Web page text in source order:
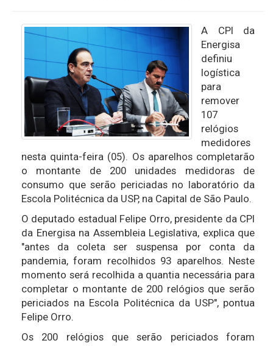
A CPI da
Energisa
definiu
logística
para
remover
107
relógios
medidores
nesta quinta-feira (05). Os aparelhos completarão
o montante de 200 unidades medidoras de
consumo que serão periciadas no laboratório da
Escola Politécnica da USP, na Capital de São Paulo.
O deputado estadual Felipe Orro, presidente da CPI
da Energisa na Assembleia Legislativa, explica que
"antes da coleta ser suspensa por conta da
pandemia, foram recolhidos 93 aparelhos. Neste
momento será recolhida a quantia necessária para
completar o montante de 200 relógios que serão
periciados na Escola Politécnica da USP", pontua
Felipe Orro.
Os 200 relógios que serão periciados foram